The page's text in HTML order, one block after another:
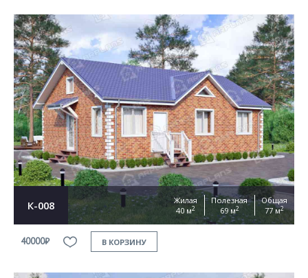
К-008
Жилая
40 м2
Полезная
69 м2
Общая
77 м2
40000₽ В КОРЗИНУ